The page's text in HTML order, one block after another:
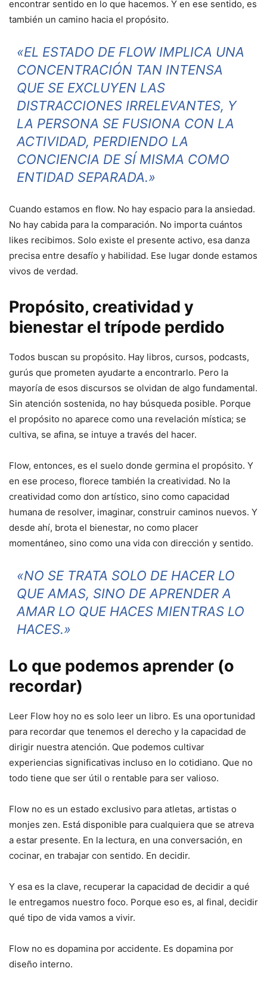
encontrar sentido en lo que hacemos. Y en ese sentido, es
también un camino hacia el propósito.
«EL ESTADO DE FLOW IMPLICA UNA
CONCENTRACIÓN TAN INTENSA
QUE SE EXCLUYEN LAS
DISTRACCIONES IRRELEVANTES, Y
LA PERSONA SE FUSIONA CON LA
ACTIVIDAD, PERDIENDO LA
CONCIENCIA DE SÍ MISMA COMO
ENTIDAD SEPARADA.»
Cuando estamos en flow. No hay espacio para la ansiedad.
No hay cabida para la comparación. No importa cuántos
likes recibimos. Solo existe el presente activo, esa danza
precisa entre desafío y habilidad. Ese lugar donde estamos
vivos de verdad.
Propósito, creatividad y
bienestar el trípode perdido
Todos buscan su propósito. Hay libros, cursos, podcasts,
gurús que prometen ayudarte a encontrarlo. Pero la
mayoría de esos discursos se olvidan de algo fundamental.
Sin atención sostenida, no hay búsqueda posible. Porque
el propósito no aparece como una revelación mística; se
cultiva, se afina, se intuye a través del hacer.
Flow, entonces, es el suelo donde germina el propósito. Y
en ese proceso, florece también la creatividad. No la
creatividad como don artístico, sino como capacidad
humana de resolver, imaginar, construir caminos nuevos. Y
desde ahí, brota el bienestar, no como placer
momentáneo, sino como una vida con dirección y sentido.
«NO SE TRATA SOLO DE HACER LO
QUE AMAS, SINO DE APRENDER A
AMAR LO QUE HACES MIENTRAS LO
HACES.»
Lo que podemos aprender (o
recordar)
Leer Flow hoy no es solo leer un libro. Es una oportunidad
para recordar que tenemos el derecho y la capacidad de
dirigir nuestra atención. Que podemos cultivar
experiencias significativas incluso en lo cotidiano. Que no
todo tiene que ser útil o rentable para ser valioso.
Flow no es un estado exclusivo para atletas, artistas o
monjes zen. Está disponible para cualquiera que se atreva
a estar presente. En la lectura, en una conversación, en
cocinar, en trabajar con sentido. En decidir.
Y esa es la clave, recuperar la capacidad de decidir a qué
le entregamos nuestro foco. Porque eso es, al final, decidir
qué tipo de vida vamos a vivir.
Flow no es dopamina por accidente. Es dopamina por
diseño interno.